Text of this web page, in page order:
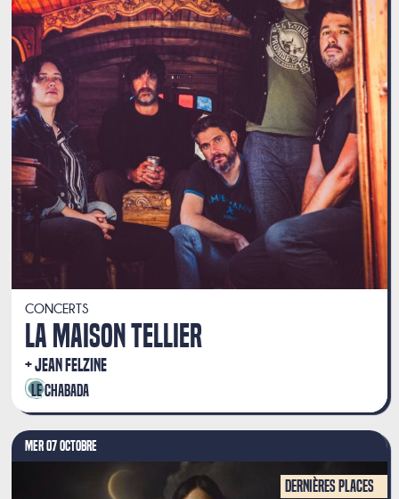
CONCERTS
LA MAISON TELLIER
JEAN FELZINE
Le Chabada
MER 07 OCTOBRE
Dernières places